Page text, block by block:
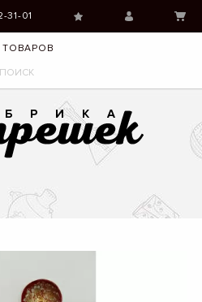
31-01